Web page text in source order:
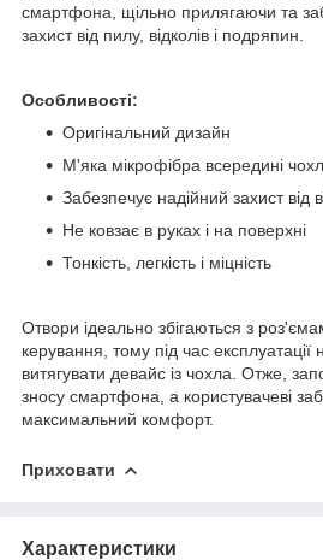
смартфона, щільно прилягаючи та
захист від пилу, відколів і подряпин.
Особливості:
Оригінальний дизайн
М'яка мікрофібра всередині
Забезпечує надійний захист від
Не ковзає в руках і на поверхні
Тонкість, легкість і міцність
Отвори ідеально збігаються з
керування, тому під час
витягувати девайс із чохла. Отже,
зносу смартфона, а користувачеві
максимальний комфорт.
Приховати
Характеристики